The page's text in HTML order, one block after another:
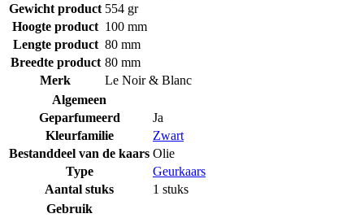
Gewicht product 554 gr
Hoogte product 100 mm
Lengte product 80 mm
Breedte product 80 mm
Merk
Le Noir & Blanc
Algemeen
Geparfumeerd
Ja
Kleurfamilie
Zwart
Bestanddeel van de kaars Olie
Type
Geurkaars
Aantal stuks
1 stuks
Gebruik